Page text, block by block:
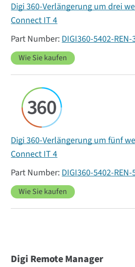
Digi 360-Verlängerung um drei
Connect IT 4
DIGI360-5402-REN-
Wie Sie kaufen
Digi 360-Verlängerung um fünf
Connect IT 4
DIGI360-5402-REN-
Wie Sie kaufen
Digi Remote Manager